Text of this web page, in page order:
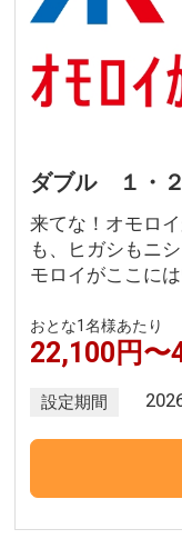
ダブル １・
来てな！オモロ
も、ヒガシもニ
モロイがここに
おとな1名様あたり
22,100円〜
設定期間